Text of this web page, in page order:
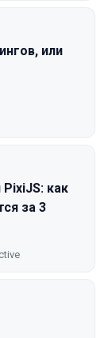
или
как
за 3